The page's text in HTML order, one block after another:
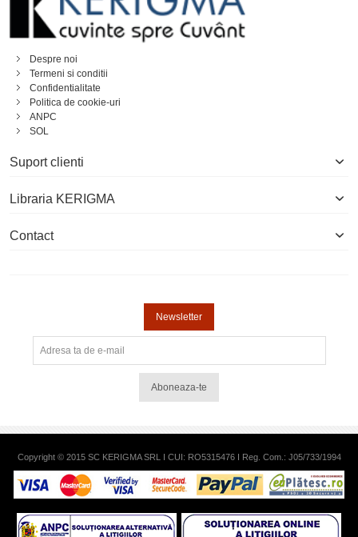
Despre noi
Termeni si conditii
Confidentialitate
Politica de cookie-uri
ANPC
SOL
Suport clienti
Libraria KERIGMA
Contact
Newsletter
Aboneaza-te
Copyright © 2015 SC KERIGMA SRL I CUI: RO5315476 I Reg. Com.: J05/733/1994